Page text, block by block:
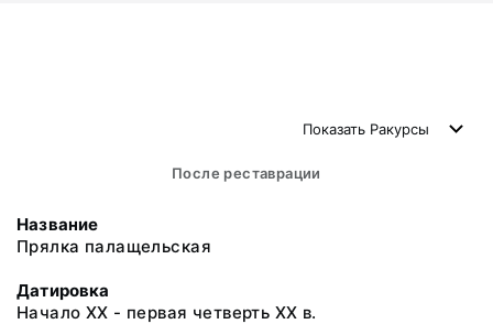
Показать Ракурсы
После реставрации
Название
Прялка палащельская
Датировка
Начало XX - первая четверть XX в.